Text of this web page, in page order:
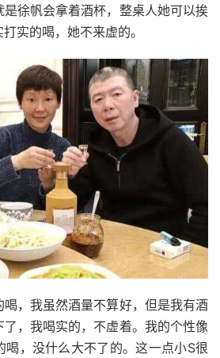
徐帆会拿着酒杯，整桌人她可以挨
实的喝，她不来虚的。
，我虽然酒量不算好，但是我有酒
，我喝实的，不虚着。我的个性像
喝，没什么大不了的。这一点小S很